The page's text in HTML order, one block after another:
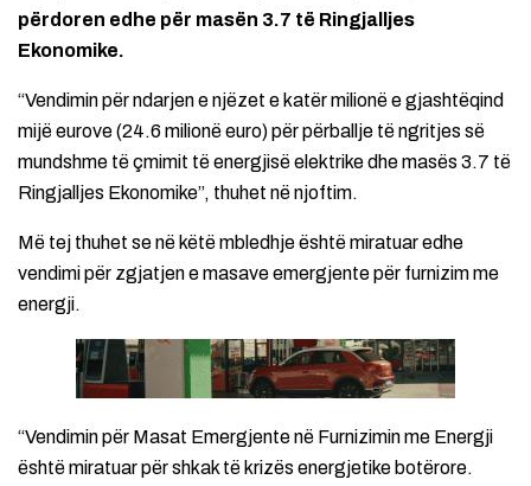
përdoren edhe për masën 3.7 të Ringjalljes
Ekonomike.
“Vendimin për ndarjen e njëzet e katër milionë e gjashtëqind
mijë eurove (24.6 milionë euro) për përballje të ngritjes së
mundshme të çmimit të energjisë elektrike dhe masës 3.7 të
Ringjalljes Ekonomike”, thuhet në njoftim.
Më tej thuhet se në këtë mbledhje është miratuar edhe
vendimi për zgjatjen e masave emergjente për furnizim me
energji.
“Vendimin për Masat Emergjente në Furnizimin me Energji
është miratuar për shkak të krizës energjetike botërore.